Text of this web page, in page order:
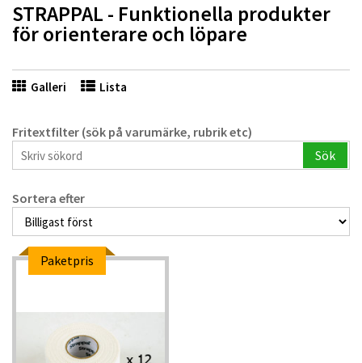
STRAPPAL - Funktionella produkter
för orienterare och löpare
Galleri Lista
Fritextfilter (sök på varumärke, rubrik etc)
Sök
Sortera efter
Paketpris